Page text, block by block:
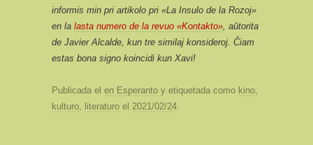
informis min pri artikolo pri «La Insulo de la Rozoj»
en la lasta numero de la revuo «Kontakto», aŭtorita
de Javier Alcalde, kun tre similaj konsideroj. Ĉiam
estas bona signo koincidi kun Xavi!
Publicada el en Esperanto y etiquetada como kino,
kulturo, literaturo el 2021/02/24.